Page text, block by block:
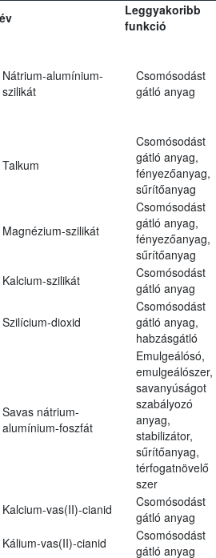
Leggyakoribb
funkció
Nátrium-alumínium-
szilikát
Csomósodást
gátló anyag
Talkum
Csomósodást
gátló anyag,
fényezőanyag,
sűrítőanyag
Magnézium-szilikát
Csomósodást
gátló anyag,
fényezőanyag,
sűrítőanyag
Kalcium-szilikát
Csomósodást
gátló anyag
Szilícium-dioxid
Csomósodást
gátló anyag,
habzásgátló
Savas nátrium-
alumínium-foszfát
Emulgeálósó,
emulgeálószer,
savanyúságot
szabályozó
anyag,
stabilizátor,
sűrítőanyag,
térfogatnövelő
szer
Kalcium-vas(II)-cianid
Csomósodást
gátló anyag
Kálium-vas(II)-cianid
Csomósodást
gátló anyag